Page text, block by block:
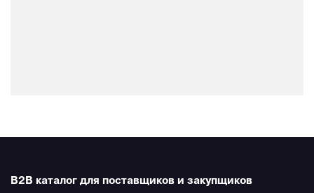
B2B каталог для поставщиков и закупщиков